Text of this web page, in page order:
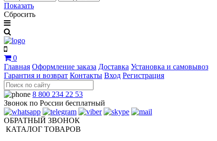
Показать
Сбросить
0
Главная Оформление заказа Доставка Установка и самовывоз
Гарантия и возврат Контакты Вход Регистрация
8 800 234 22 53
Звонок по России бесплатный
ОБРАТНЫЙ ЗВОНОК
КАТАЛОГ ТОВАРОВ